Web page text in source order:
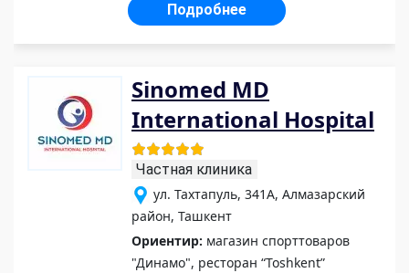
Подробнее
Sinomed MD
International Hospital
Частная клиника
ул. Тахтапуль, 341А, Алмазарский
район, Ташкент
Ориентир: магазин спорттоваров
"Динамо", ресторан “Toshkent”